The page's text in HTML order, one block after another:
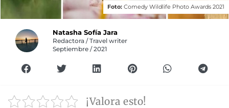
Foto: Comedy Wildlife Photo Awards 2021
Natasha Sofía Jara
Redactora / Travel writer
Septiembre / 2021
¡Valora esto!